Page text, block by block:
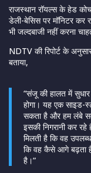
राजस्थान रॉयल्स के हेड
डेली-बेसिस पर मॉनिटर कर
भी जल्दबाजी नहीं करना
NDTV की रिपोर्ट के
बताया,
“संजू की हालत में
होगा। यह एक साइड-
सकता है और हम लंबे
इसकी निगरानी कर
मिलती है कि वह
कि वह कैसे आगे बढ़ता
है।”